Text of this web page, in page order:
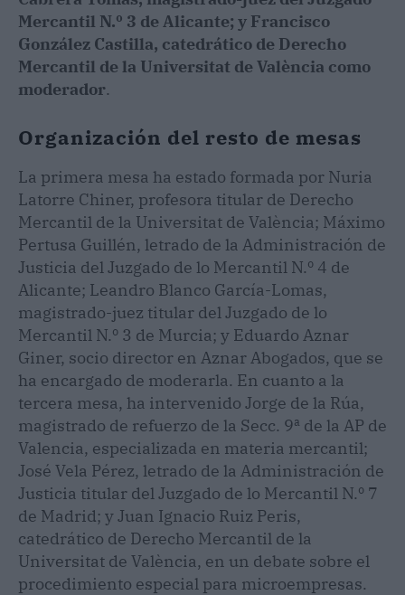
Mercantil N.º 3 de Alicante; y Francisco
González Castilla, catedrático de Derecho
Mercantil de la Universitat de València como
moderador.
Organización del resto de mesas
La primera mesa ha estado formada por Nuria
Latorre Chiner, profesora titular de Derecho
Mercantil de la Universitat de València; Máximo
Pertusa Guillén, letrado de la Administración de
Justicia del Juzgado de lo Mercantil N.º 4 de
Alicante; Leandro Blanco García-Lomas,
magistrado-juez titular del Juzgado de lo
Mercantil N.º 3 de Murcia; y Eduardo Aznar
Giner, socio director en Aznar Abogados, que se
ha encargado de moderarla. En cuanto a la
tercera mesa, ha intervenido Jorge de la Rúa,
magistrado de refuerzo de la Secc. 9ª de la AP de
Valencia, especializada en materia mercantil;
José Vela Pérez, letrado de la Administración de
Justicia titular del Juzgado de lo Mercantil N.º 7
de Madrid; y Juan Ignacio Ruiz Peris,
catedrático de Derecho Mercantil de la
Universitat de València, en un debate sobre el
procedimiento especial para microempresas.